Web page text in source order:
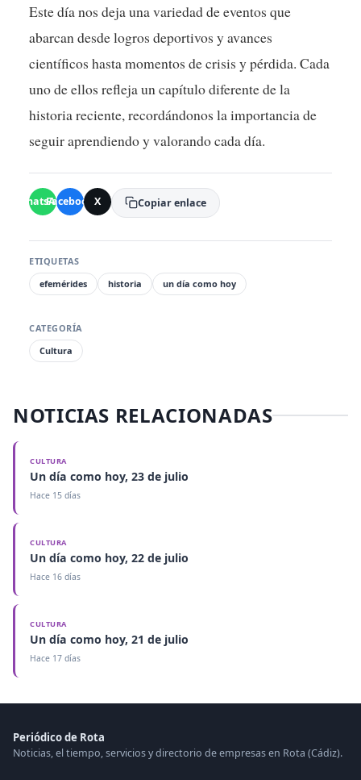
Este día nos deja una variedad de eventos que
abarcan desde logros deportivos y avances
científicos hasta momentos de crisis y pérdida. Cada
uno de ellos refleja un capítulo diferente de la
historia reciente, recordándonos la importancia de
seguir aprendiendo y valorando cada día.
WhatsApp
Facebook X Copiar enlace
ETIQUETAS
efemérides
historia un día como hoy
CATEGORÍA
Cultura
NOTICIAS RELACIONADAS
CULTURA
Un día como hoy, 23 de julio
Hace 15 días
CULTURA
Un día como hoy, 22 de julio
Hace 16 días
CULTURA
Un día como hoy, 21 de julio
Hace 17 días
Periódico de Rota
Noticias, el tiempo, servicios y directorio de empresas en Rota (Cádiz).